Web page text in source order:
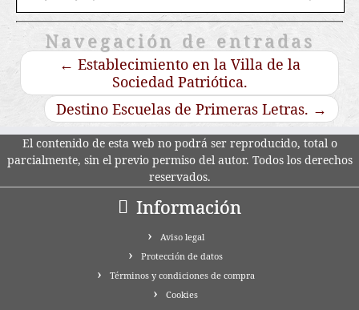
Navegación de entradas
← Establecimiento en la Villa de la
Sociedad Patriótica.
Destino Escuelas de Primeras Letras. →
El contenido de esta web no podrá ser reproducido, total o
parcialmente, sin el previo permiso del autor. Todos los derechos
reservados.
Información
Aviso legal
Protección de datos
Términos y condiciones de compra
Cookies